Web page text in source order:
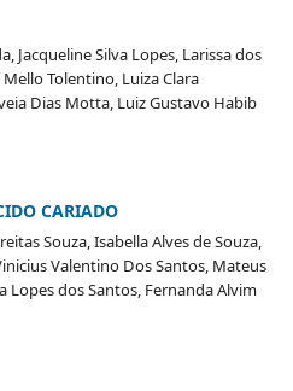
Jacqueline Silva Lopes, Larissa dos
Tolentino, Luiza Clara
Dias Motta, Luiz Gustavo Habib
CARIADO
Souza, Isabella Alves de Souza,
Valentino Dos Santos, Mateus
Lopes dos Santos, Fernanda Alvim